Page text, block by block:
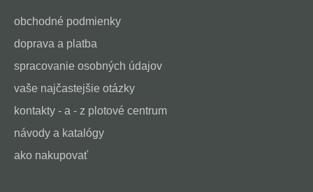
obchodné podmienky
doprava a platba
spracovanie osobných údajov
vaše najčastejšie otázky
kontakty - a - z plotové centrum
návody a katalógy
ako nakupovať